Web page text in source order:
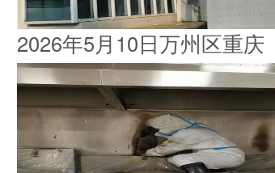
2026年5月10日万州区重庆